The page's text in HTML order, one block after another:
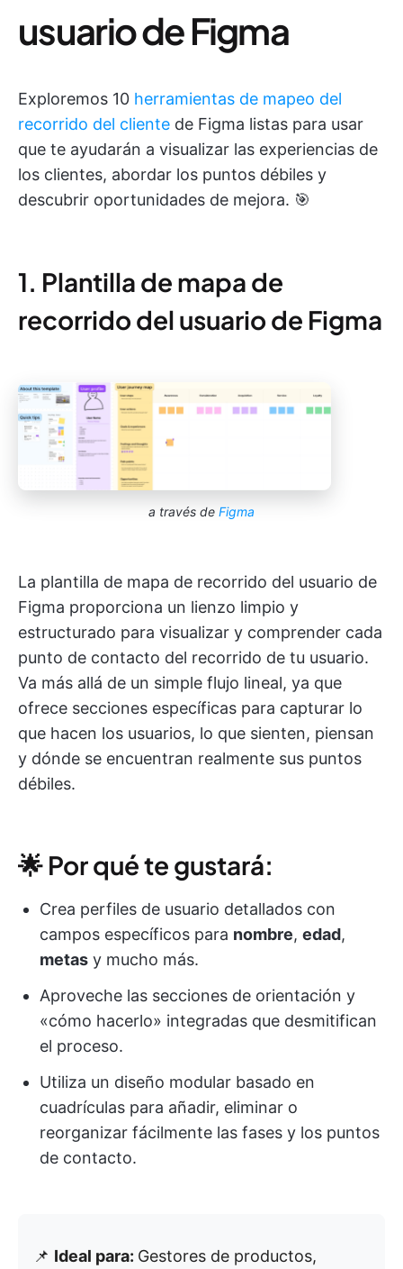
usuario de Figma
Exploremos 10 herramientas de mapeo del
recorrido del cliente de Figma listas para usar
que te ayudarán a visualizar las experiencias de
los clientes, abordar los puntos débiles y
descubrir oportunidades de mejora. 🎯
1. Plantilla de mapa de
recorrido del usuario de Figma
a través de Figma
La plantilla de mapa de recorrido del usuario de
Figma proporciona un lienzo limpio y
estructurado para visualizar y comprender cada
punto de contacto del recorrido de tu usuario.
Va más allá de un simple flujo lineal, ya que
ofrece secciones específicas para capturar lo
que hacen los usuarios, lo que sienten, piensan
y dónde se encuentran realmente sus puntos
débiles.
🌟 Por qué te gustará:
Crea perfiles de usuario detallados con
campos específicos para nombre, edad,
metas y mucho más.
Aproveche las secciones de orientación y
«cómo hacerlo» integradas que desmitifican
el proceso.
Utiliza un diseño modular basado en
cuadrículas para añadir, eliminar o
reorganizar fácilmente las fases y los puntos
de contacto.
📌 Ideal para: Gestores de productos,